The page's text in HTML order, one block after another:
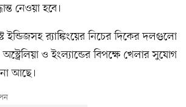
নেওয়া হবে।
ইন্ডিজসহ র‍্যাঙ্কিংয়ের নিচের দিকের দলগুলো
ও ইংল্যান্ডের বিপক্ষে খেলার সুযোগ
আছে।